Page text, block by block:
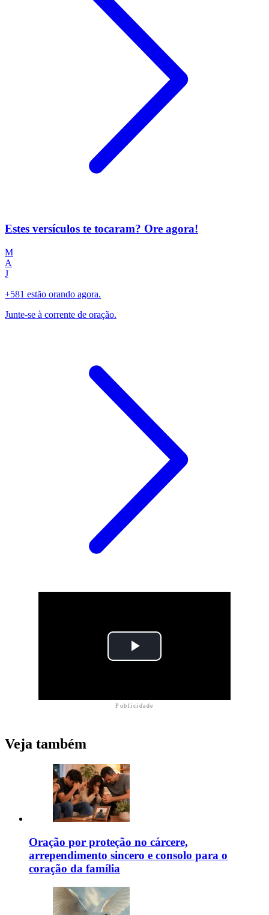
Estes versículos te tocaram? Ore agora!
M
A
J
+581 estão orando agora.
Junte-se à corrente de oração.
Publicidade
Veja também
Oração por proteção no cárcere,
arrependimento sincero e consolo para o
coração da família